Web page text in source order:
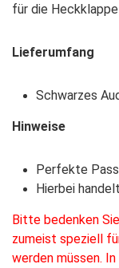
für die Heckklappe
Lieferumfang
Schwarzes
Hinweise
Perfekte
Hierbei
Bitte bedenken
zumeist speziell
werden müssen.